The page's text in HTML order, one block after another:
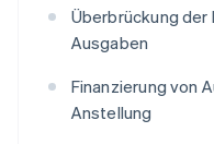
Überbrückung der
Ausgaben
Finanzierung von
Anstellung